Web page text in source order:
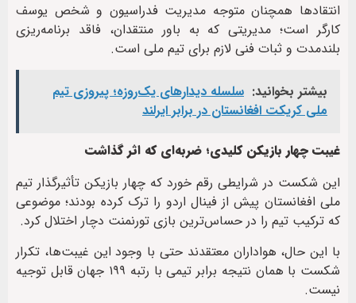
انتقادها همچنان متوجه مدیریت فدراسیون و شخص یوسف
کارگر است؛ مدیریتی که به باور منتقدان، فاقد برنامه‌ریزی
بلندمدت و ثبات فنی لازم برای تیم ملی است.
بیشتر بخوانید: سلسله دیدارهای یک‌روزه؛ پیروزی تیم
ملی کریکت افغانستان در برابر ایرلند
غیبت چهار بازیکن کلیدی؛ ضربه‌ای که اثر گذاشت
این شکست در شرایطی رقم خورد که چهار بازیکن تأثیرگذار تیم
ملی افغانستان پیش از فینال اردو را ترک کرده بودند؛ موضوعی
که ترکیب تیم را در حساس‌ترین بازی تورنمنت دچار اختلال کرد.
با این حال، هواداران معتقدند حتی با وجود این غیبت‌ها، تکرار
شکست با همان نتیجه برابر تیمی با رتبه ۱۹۹ جهان قابل توجیه
نیست.